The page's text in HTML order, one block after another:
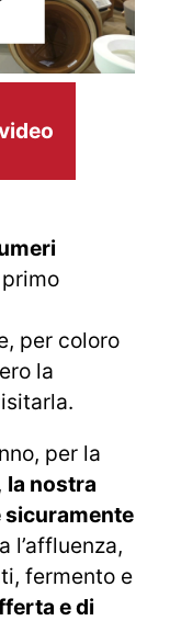
primo
per coloro
la
per la
la nostra
sicuramente
l’affluenza,
fermento e
e di